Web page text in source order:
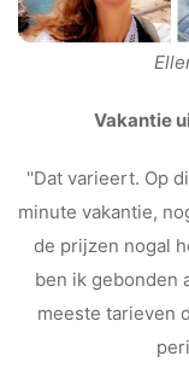
Vakantie
''Dat varieert. Op
minute vakantie,
de prijzen nogal
ben ik gebonden
meeste tarieven